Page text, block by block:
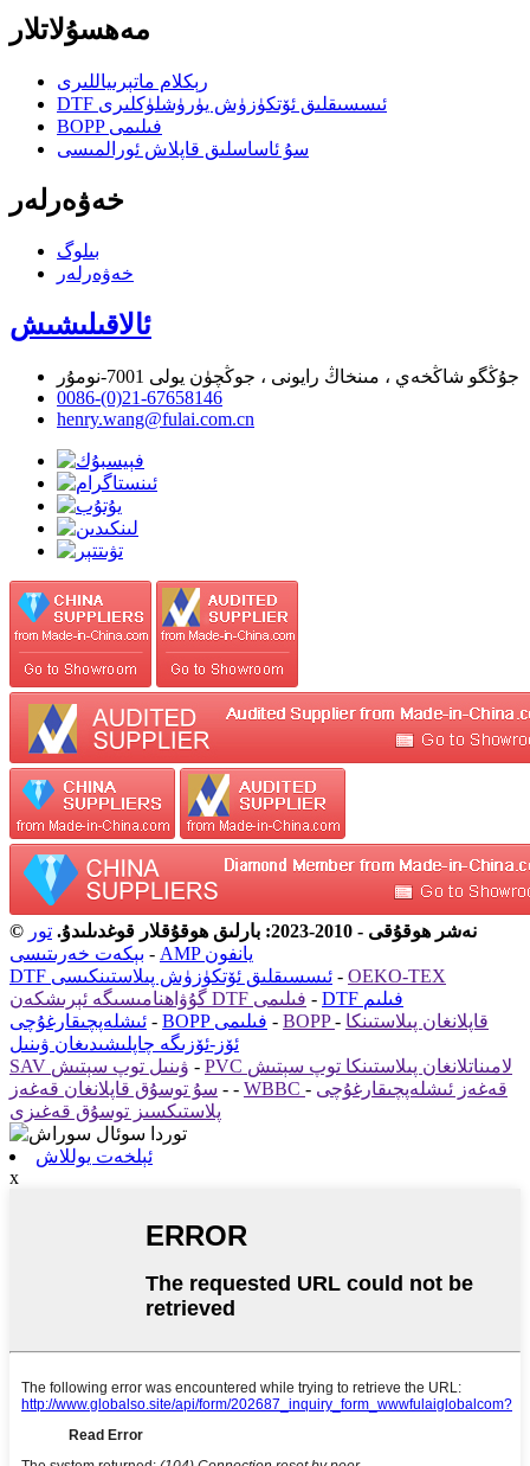
مەھسۇلاتلار
رېكلام ماتېرىياللىرى
DTF ئىسسىقلىق ئۆتكۈزۈش يۈرۈشلۈكلىرى
BOPP فىلىمى
سۇ ئاساسلىق قاپلاش ئورالمىسى
خەۋەرلەر
بىلوگ
خەۋەرلەر
ئالاقىلىشىش
جۇڭگو شاڭخەي ، مىنخاڭ رايونى ، جوڭچۈن يولى 7001-نومۇر
0086-(0)21-67658146
henry.wang@fulai.com.cn
© نەشر ھوقۇقى - 2010-2023: بارلىق ھوقۇقلار قوغدىلىدۇ.
تور
بېكەت خەرىتىسى -
AMP يانفون
DTF ئىسسىقلىق ئۆتكۈزۈش پىلاستىنكىسى - OEKO-TEX
گۇۋاھنامىسىگە ئېرىشكەن DTF فىلىمى - DTF فىلىم
ئىشلەپچىقارغۇچى - BOPP فىلىمى - BOPP قاپلانغان پىلاستىنكا -
ئۆز-ئۆزىگە چاپلىشىدىغان ۋىنىل
SAV ۋىنىل توپ سېتىش -
PVC لامىناتلانغان پىلاستىنكا توپ سېتىش
- سۇ توسۇق قاپلانغان قەغەز - WBBC قەغەز ئىشلەپچىقارغۇچى -
پلاستىكسىز توسۇق قەغىزى
ئېلخەت يوللاش
x